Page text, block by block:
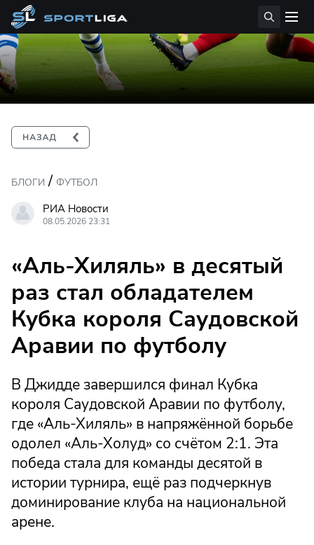
БЛОГИ / ФУТБОЛ
РИА Новости
08.05.2026 23:31
«Аль-Хиляль» в десятый
раз стал обладателем
Кубка короля Саудовской
Аравии по футболу
В Джидде завершился финал Кубка
короля Саудовской Аравии по футболу,
где «Аль-Хиляль» в напряжённой борьбе
одолел «Аль-Холуд» со счётом 2:1. Эта
победа стала для команды десятой в
истории турнира, ещё раз подчеркнув
доминирование клуба на национальной
арене.